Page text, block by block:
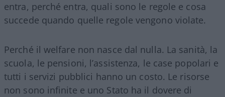
entra, perché entra, quali sono le regole e cosa
succede quando quelle regole vengono violate.
Perché il welfare non nasce dal nulla. La sanità, la
scuola, le pensioni, l’assistenza, le case popolari e
tutti i servizi pubblici hanno un costo. Le risorse
non sono infinite e uno Stato ha il dovere di